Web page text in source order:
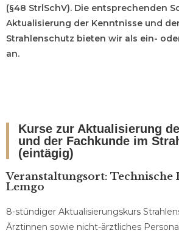
(§48 StrlSchV). Die entsprechenden
Aktualisierung der Kenntnisse und
Strahlenschutz bieten wir als ein-
an.
Kurse zur Aktualisierung
und der Fachkunde im
(eintägig)
Veranstaltungsort: Technische
Lemgo
8-stündiger Aktualisierungskurs
Ärztinnen sowie nicht-ärztliches